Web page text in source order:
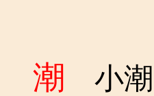
潮 小